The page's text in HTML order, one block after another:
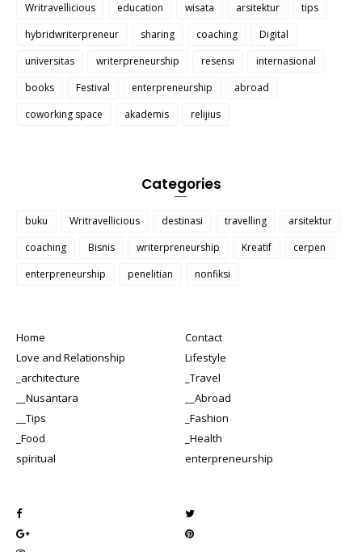
Writravellicious education wisata arsitektur
tips
hybridwriterpreneur
sharing coaching
Digital
universitas
writerpreneurship resensi
internasional
books
Festival enterpreneurship
abroad
coworking space
akademis relijius
Categories
buku Writravellicious destinasi travelling
arsitektur
coaching
Bisnis writerpreneurship Kreatif
cerpen
enterpreneurship
penelitian nonfiksi
Home
Contact
Love and Relationship
Lifestyle
_architecture
_Travel
__Nusantara
__Abroad
__Tips
_Fashion
_Food
_Health
spiritual
enterpreneurship